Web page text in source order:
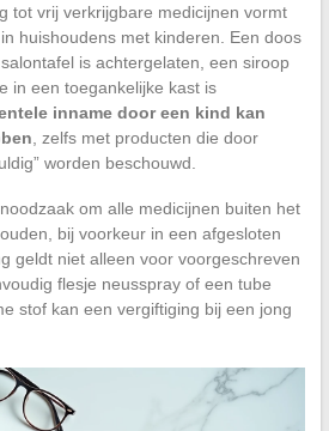
tot vrij verkrijgbare medicijnen vormt
huishoudens met kinderen. Een doos
is achtergelaten, een siroop
in een toegankelijke kast is
inname door een kind kan
, zelfs met producten die door
worden beschouwd.
om alle medicijnen buiten het
bij voorkeur in een afgesloten
geldt niet alleen voor voorgeschreven
flesje neusspray of een tube
stof kan een vergiftiging bij een jong